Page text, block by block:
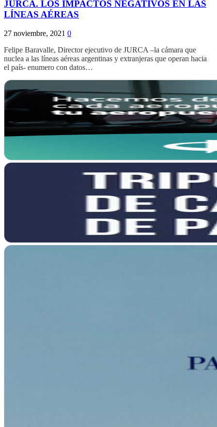
JURCA. LOS IMPACTOS NEGATIVOS EN LAS
LÍNEAS AÉREAS
27 noviembre, 2021 0
Felipe Baravalle, Director ejecutivo de JURCA –la cámara que
nuclea a las líneas aéreas argentinas y extranjeras que operan hacia
el país- enumero con datos…